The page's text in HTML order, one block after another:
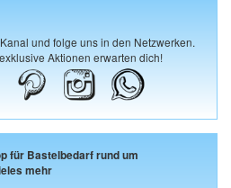
und folge uns in den Netzwerken.
Aktionen erwarten dich!
für Bastelbedarf rund um
mehr